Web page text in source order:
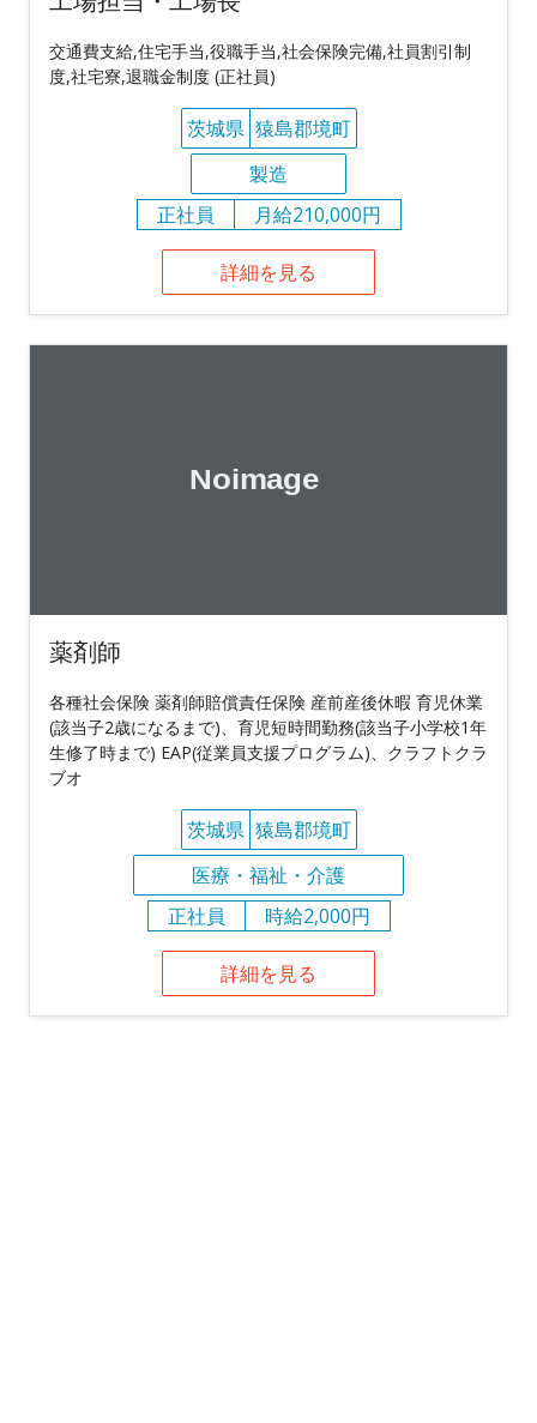
交通費支給,住宅手当,役職手当,社会保険完備,社員割引制
度,社宅寮,退職金制度 (正社員)
茨城県 猿島郡境町
製造
正社員
月給210,000円
詳細を見る
薬剤師
各種社会保険 薬剤師賠償責任保険 産前産後休暇 育児休業
(該当子2歳になるまで)、育児短時間勤務(該当子小学校1年
生修了時まで) EAP(従業員支援プログラム)、クラフトクラ
ブオ
茨城県 猿島郡境町
医療・福祉・介護
正社員
時給2,000円
詳細を見る